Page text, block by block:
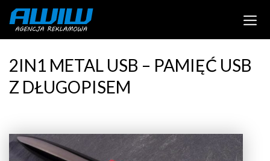
2IN1 METAL USB – PAMIĘĆ USB
Z DŁUGOPISEM